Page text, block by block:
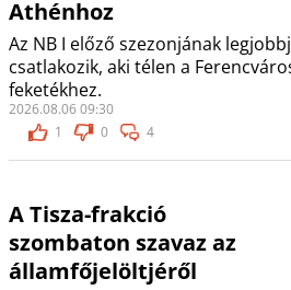
Athénhoz
Az NB I előző szezonjának
csatlakozik, aki télen a
feketékhez.
2026.08.06 09:30
1
0 4
A Tisza-frakció
szombaton szavaz az
államfőjelöltjéről